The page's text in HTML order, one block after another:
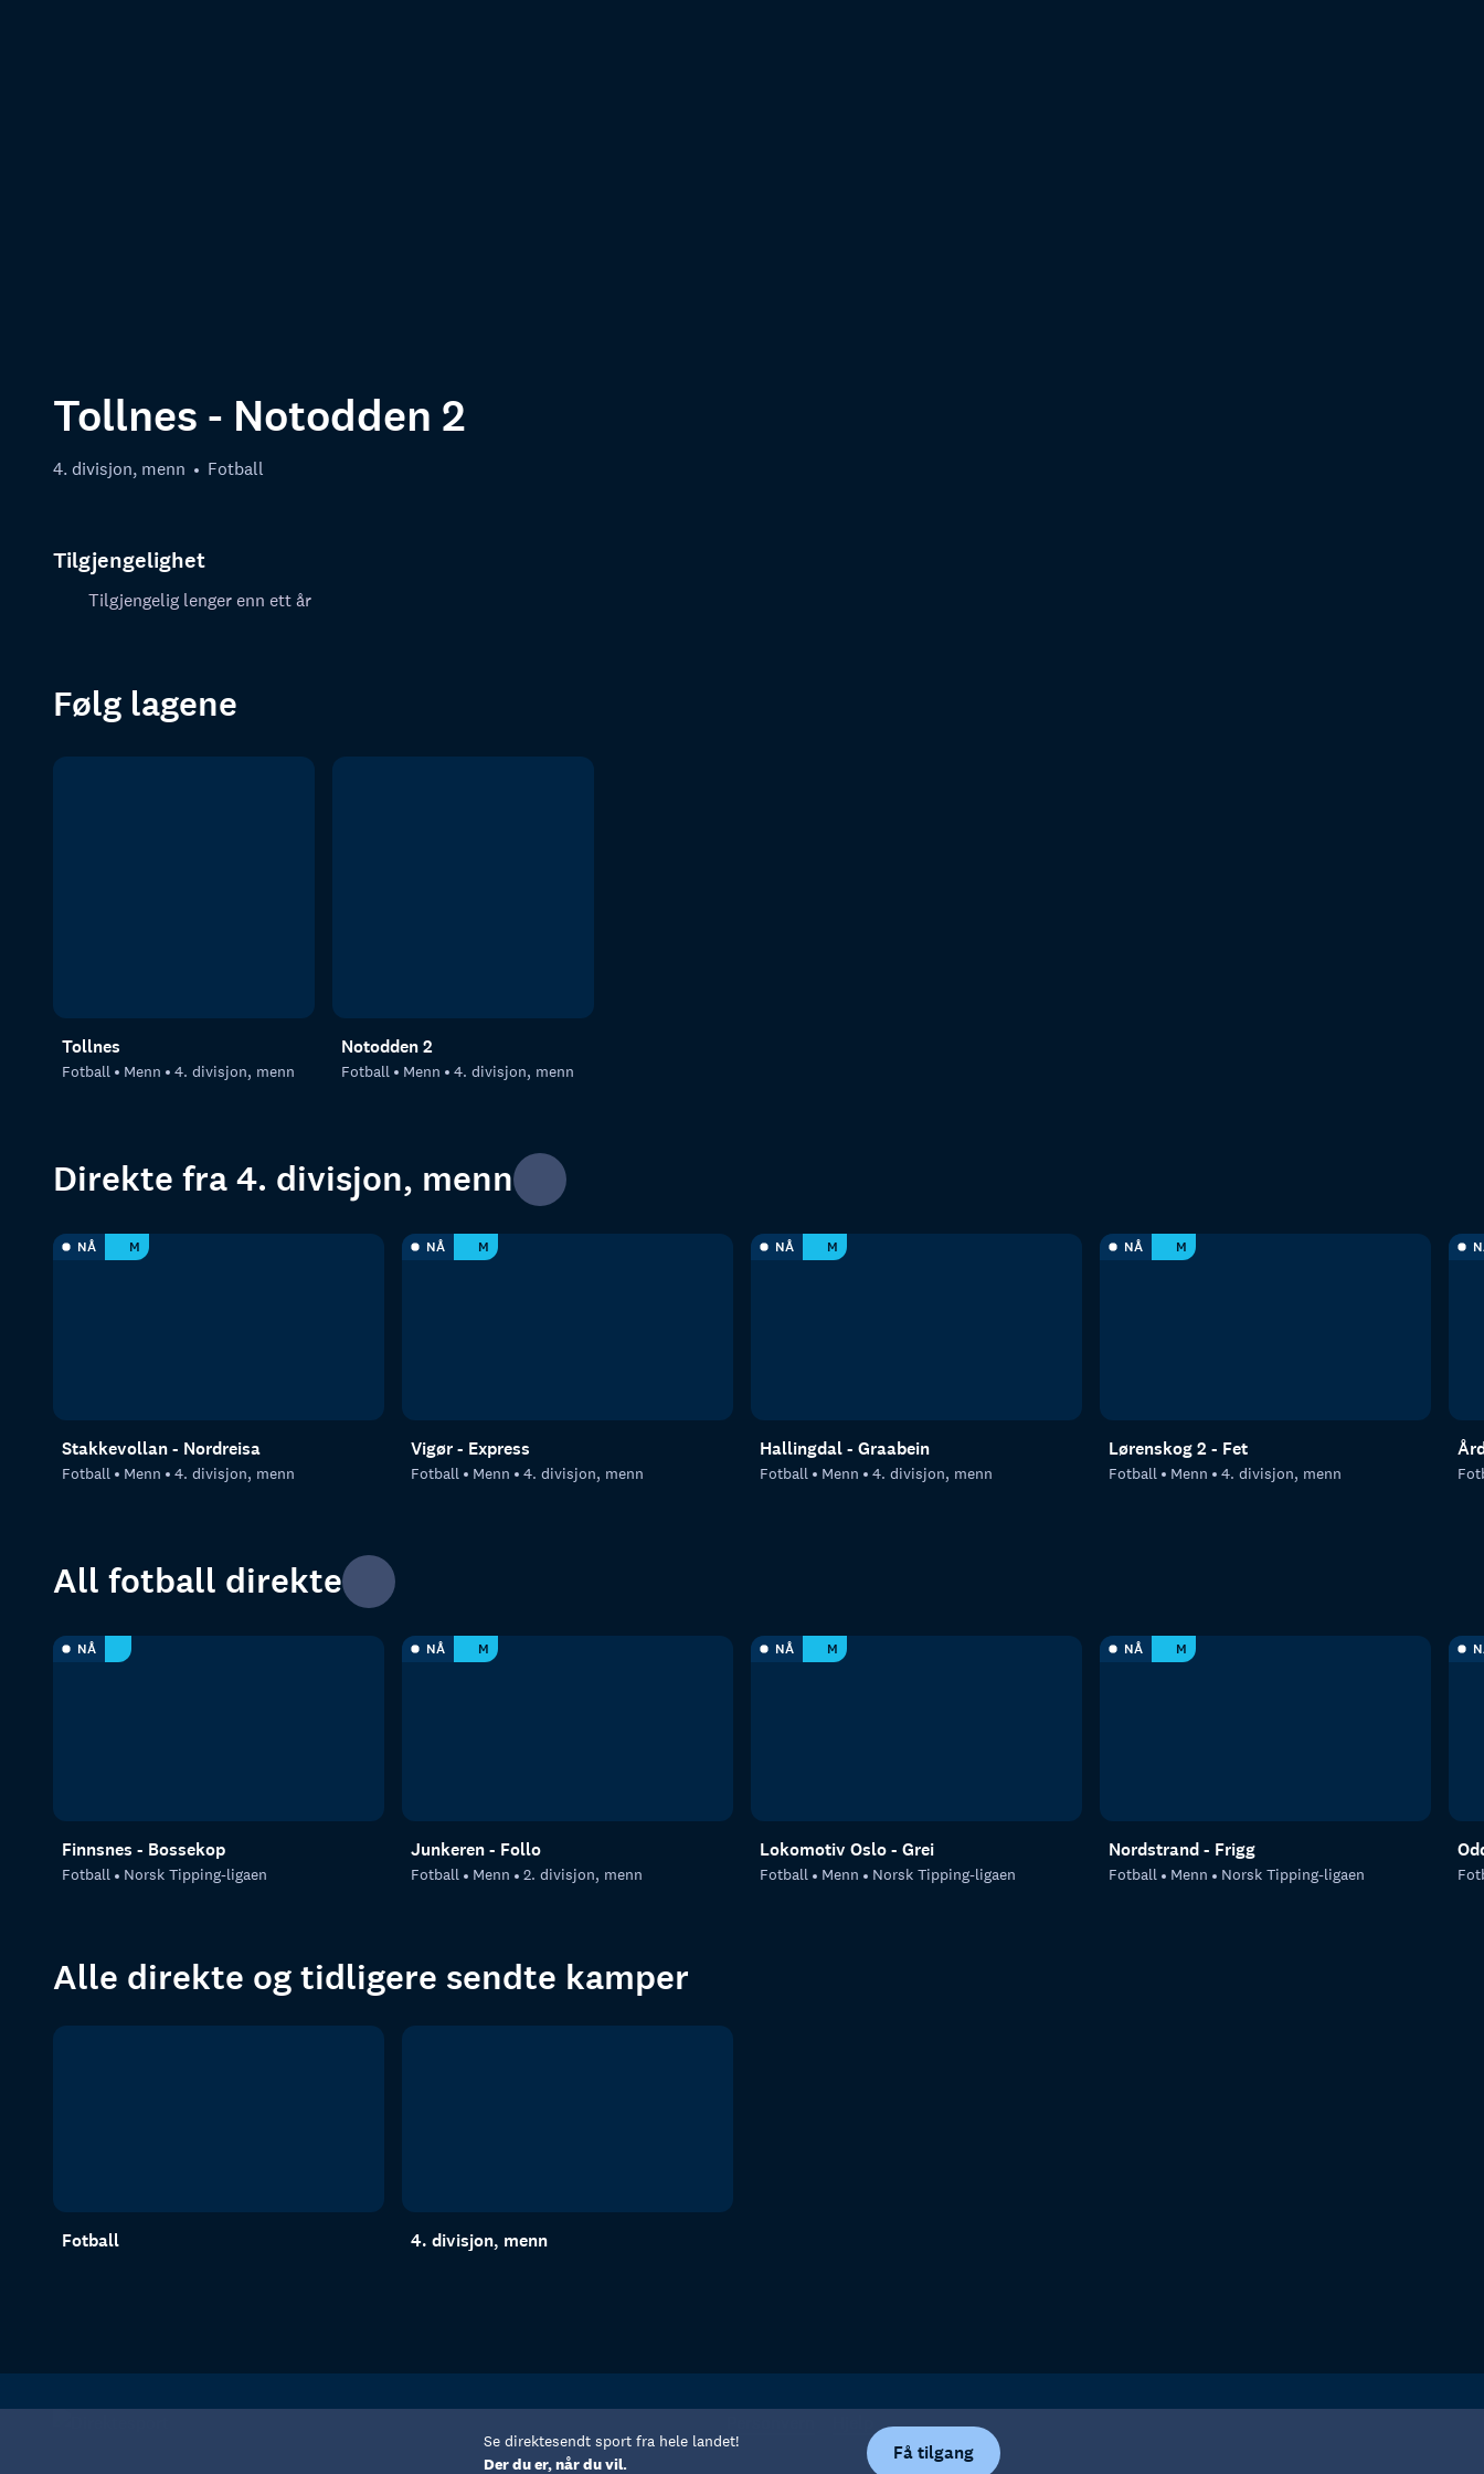
Se direktesendt sport fra hele landet!
Der du er, når du vil.
Få tilgang
Tollnes - Notodden 2
4. divisjon, menn Fotball
Tilgjengelighet
Tilgjengelig lenger enn ett år
Følg lagene
Tollnes
Fotball Menn 4. divisjon, menn
Notodden 2
Fotball Menn 4. divisjon, menn
Direkte fra 4. divisjon, menn
NÅ M
Stakkevollan - Nordreisa
Fotball Menn 4. divisjon, menn
NÅ M
Vigør - Express
Fotball Menn 4. divisjon, menn
NÅ M
Hallingdal - Graabein
Fotball Menn 4. divisjon, menn
NÅ M
Lørenskog 2 - Fet
Fotball Menn 4. divisjon, menn
All fotball direkte
NÅ
Finnsnes - Bossekop
Fotball Norsk Tipping-ligaen
NÅ M
Junkeren - Follo
Fotball Menn 2. divisjon, menn
NÅ M
Lokomotiv Oslo - Grei
Fotball Menn Norsk Tipping-ligaen
NÅ M
Nordstrand - Frigg
Fotball Menn Norsk Tipping-ligaen
Alle direkte og tidligere sendte kamper
Fotball 4. divisjon, menn